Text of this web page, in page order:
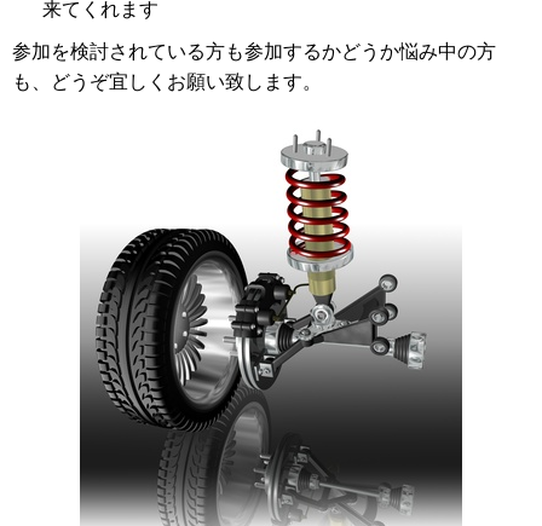
来てくれます
参加を検討されている方も参加するかどうか悩み中の方
も、どうぞ宜しくお願い致します。